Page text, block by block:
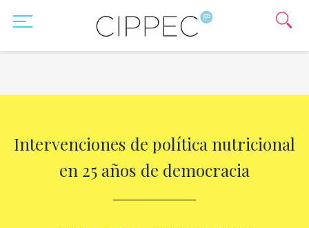
Intervenciones de política nutricional
en 25 años de democracia